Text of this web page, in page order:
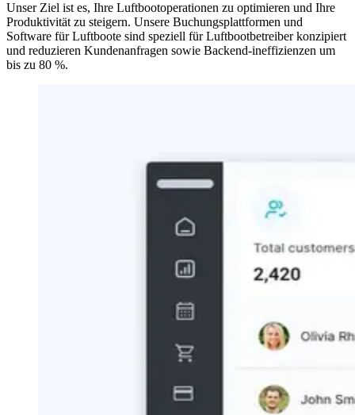
Unser Ziel ist es, Ihre Luftbootoperationen zu optimieren und Ihre
Produktivität zu steigern. Unsere Buchungsplattformen und
Software für Luftboote sind speziell für Luftbootbetreiber konzipiert
und reduzieren Kundenanfragen sowie Backend-ineffizienzen um
bis zu 80 %.